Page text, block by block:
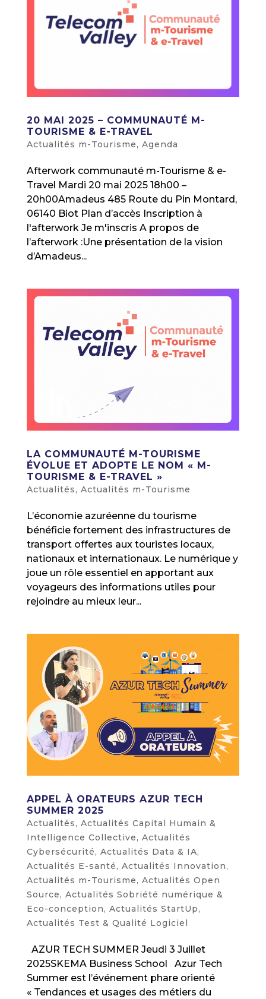
20 MAI 2025 – COMMUNAUTÉ M-
TOURISME & E-TRAVEL
Actualités m-Tourisme, Agenda
Afterwork communauté m-Tourisme & e-
Travel Mardi 20 mai 2025 18h00 –
20h00Amadeus 485 Route du Pin Montard,
06140 Biot Plan d’accès Inscription à
l'afterwork Je m'inscris A propos de
l’afterwork :Une présentation de la vision
d’Amadeus...
LA COMMUNAUTÉ M-TOURISME
ÉVOLUE ET ADOPTE LE NOM « M-
TOURISME & E-TRAVEL »
Actualités, Actualités m-Tourisme
L’économie azuréenne du tourisme
bénéficie fortement des infrastructures de
transport offertes aux touristes locaux,
nationaux et internationaux. Le numérique y
joue un rôle essentiel en apportant aux
voyageurs des informations utiles pour
rejoindre au mieux leur...
APPEL À ORATEURS AZUR TECH
SUMMER 2025
Actualités, Actualités Capital Humain &
Intelligence Collective, Actualités
Cybersécurité, Actualités Data & IA,
Actualités E-santé, Actualités Innovation,
Actualités m-Tourisme, Actualités Open
Source, Actualités Sobriété numérique &
Eco-conception, Actualités StartUp,
Actualités Test & Qualité Logiciel
AZUR TECH SUMMER Jeudi 3 Juillet
2025SKEMA Business School Azur Tech
Summer est l’événement phare orienté
« Tendances et usages des métiers du